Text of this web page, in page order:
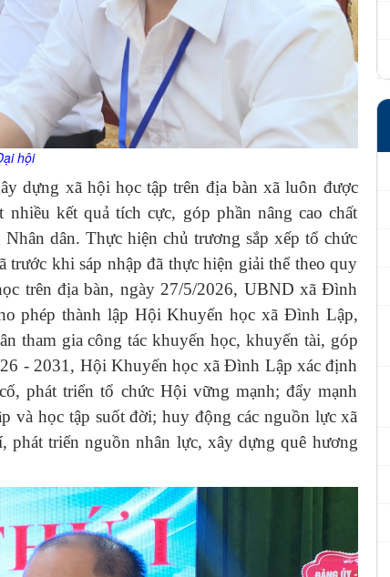
hội
dựng xã hội học tập trên địa bàn xã luôn được
kết quả tích cực, góp phần nâng cao chất
dân. Thực hiện chủ trương sắp xếp tổ chức
khi sáp nhập đã thực hiện giải thể theo quy
trên địa bàn, ngày 27/5/2026, UBND xã Đình
phép thành lập Hội Khuyến học xã Đình Lập,
tham gia công tác khuyến học, khuyến tài, góp
- 2031, Hội Khuyến học xã Đình Lập xác định
phát triển tổ chức Hội vững mạnh; đẩy mạnh
và học tập suốt đời; huy động các nguồn lực xã
phát triển nguồn nhân lực, xây dựng quê hương